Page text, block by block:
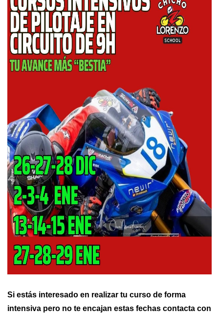
Si estás interesado en realizar tu curso de forma
intensiva pero no te encajan estas fechas contacta con